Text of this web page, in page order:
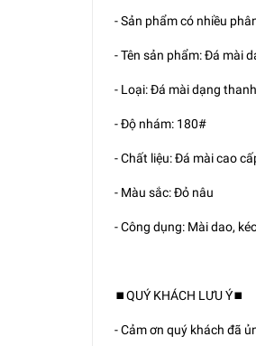
- Sản phẩm có nhiều
- Tên sản phẩm: Đá mài
- Loại: Đá mài dạng thanh
- Độ nhám: 180#
- Chất liệu: Đá mài cao
- Màu sắc: Đỏ nâu
- Công dụng: Mài dao,
⏹️QUÝ KHÁCH LƯU Ý⏹️
- Cảm ơn quý khách đã